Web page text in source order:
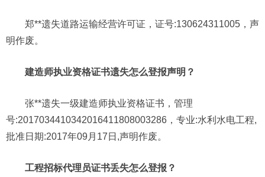
郑**遗失道路运输经营许可证，证号:130624311005，声
明作废。
建造师执业资格证书遗失怎么登报声明？
张**遗失一级建造师执业资格证书，管理
号:2017034410342016411808003286，专业:水利水电工程,
批准日期:2017年09月17日,声明作废。
工程招标代理员证书丢失怎么登报？